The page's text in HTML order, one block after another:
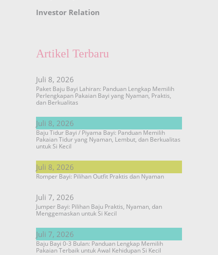
Investor Relation
Artikel Terbaru
Juli 8, 2026
Paket Baju Bayi Lahiran: Panduan Lengkap Memilih
Perlengkapan Pakaian Bayi yang Nyaman, Praktis,
dan Berkualitas
Juli 8, 2026
Baju Tidur Bayi / Piyama Bayi: Panduan Memilih
Pakaian Tidur yang Nyaman, Lembut, dan Berkualitas
untuk Si Kecil
Juli 8, 2026
Romper Bayi: Pilihan Outfit Praktis dan Nyaman
Juli 7, 2026
Jumper Bayi: Pilihan Baju Praktis, Nyaman, dan
Menggemaskan untuk Si Kecil
Juli 7, 2026
Baju Bayi 0-3 Bulan: Panduan Lengkap Memilih
Pakaian Terbaik untuk Awal Kehidupan Si Kecil